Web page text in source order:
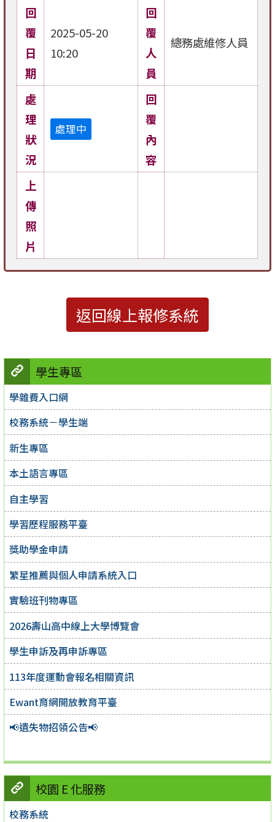
學生專區
學雜費入口網
校務系統－學生端
新生專區
本土語言專區
自主學習
學習歷程服務平臺
獎助學金申請
繁星推薦與個人申請系統入口
實驗班刊物專區
2026壽山高中線上大學博覽會
學生申訴及再申訴專區
113年度運動會報名相關資訊
Ewant育網開放教育平臺
📢遺失物招領公告📢
校園 E 化服務
校務系統
回
覆
日
期
2025-05-20
10:20
回
覆
人
員
總務處維修人員
處
理
狀
況
處理中
回
覆
內
容
上
傳
照
片
返回線上報修系統